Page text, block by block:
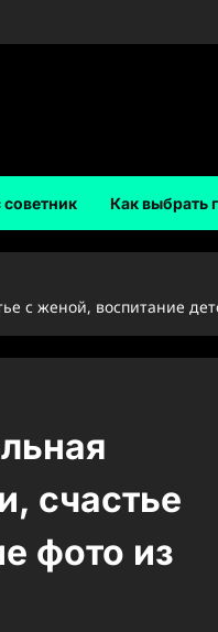
советник Как выбрать
с женой, воспитание
счастье
фото из